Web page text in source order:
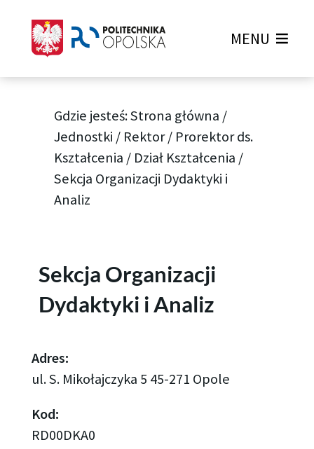
MENU
Gdzie jesteś:Strona główna /
Jednostki / Rektor/ Prorektor ds.
Kształcenia / Dział Kształcenia /
Sekcja Organizacji Dydaktyki i
Analiz
Sekcja Organizacji
Dydaktyki i Analiz
Adres:
ul. S. Mikołajczyka 5 45-271 Opole
Kod:
RD00DKA0